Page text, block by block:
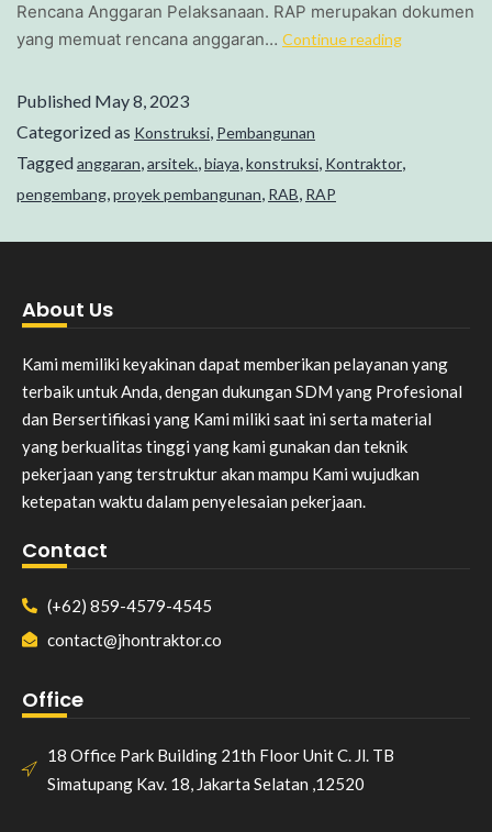
Rencana Anggaran Pelaksanaan. RAP merupakan dokumen
yang memuat rencana anggaran… Continue reading
Published May 8, 2023
Categorized as Konstruksi, Pembangunan
Taggedanggaran,arsitek.,biaya,konstruksi, Kontraktor,
pengembang,proyek pembangunan, RAB, RAP
About Us
Kami memiliki keyakinan dapat memberikan pelayanan yang
terbaik untuk Anda, dengan dukungan SDM yang Profesional
dan Bersertifikasi yang Kami miliki saat ini serta material
yang berkualitas tinggi yang kami gunakan dan teknik
pekerjaan yang terstruktur akan mampu Kami wujudkan
ketepatan waktu dalam penyelesaian pekerjaan.
Contact
(+62) 859-4579-4545
contact@jhontraktor.co
Office
18 Office Park Building 21th Floor Unit C. Jl. TB
Simatupang Kav. 18, Jakarta Selatan ,12520